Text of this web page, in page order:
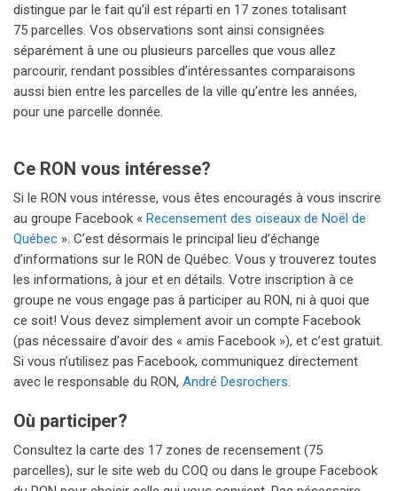
distingue par le fait qu’il est réparti en 17 zones totalisant
75 parcelles. Vos observations sont ainsi consignées
séparément à une ou plusieurs parcelles que vous allez
parcourir, rendant possibles d’intéressantes comparaisons
aussi bien entre les parcelles de la ville qu’entre les années,
pour une parcelle donnée.
Ce RON vous intéresse?
Si le RON vous intéresse, vous êtes encouragés à vous inscrire
au groupe Facebook « Recensement des oiseaux de Noël de
Québec ». C’est désormais le principal lieu d’échange
d’informations sur le RON de Québec. Vous y trouverez toutes
les informations, à jour et en détails. Votre inscription à ce
groupe ne vous engage pas à participer au RON, ni à quoi que
ce soit! Vous devez simplement avoir un compte Facebook
(pas nécessaire d’avoir des « amis Facebook »), et c’est gratuit.
Si vous n’utilisez pas Facebook, communiquez directement
avec le responsable du RON, André Desrochers.
Où participer?
Consultez la carte des 17 zones de recensement (75
parcelles), sur le site web du COQ ou dans le groupe Facebook